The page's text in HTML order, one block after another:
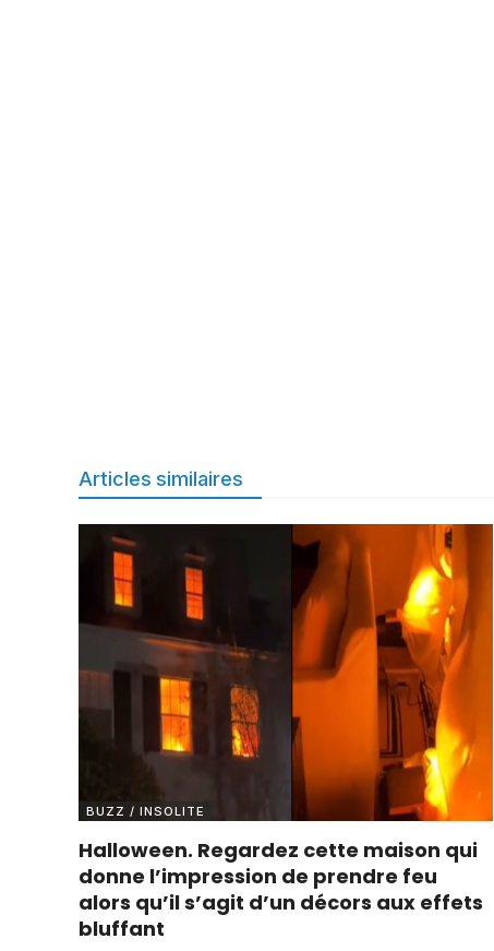
Articles similaires
BUZZ / INSOLITE
Halloween. Regardez cette maison qui
donne l’impression de prendre feu
alors qu’il s’agit d’un décors aux effets
bluffant